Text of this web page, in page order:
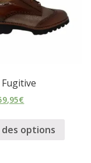
€
des options